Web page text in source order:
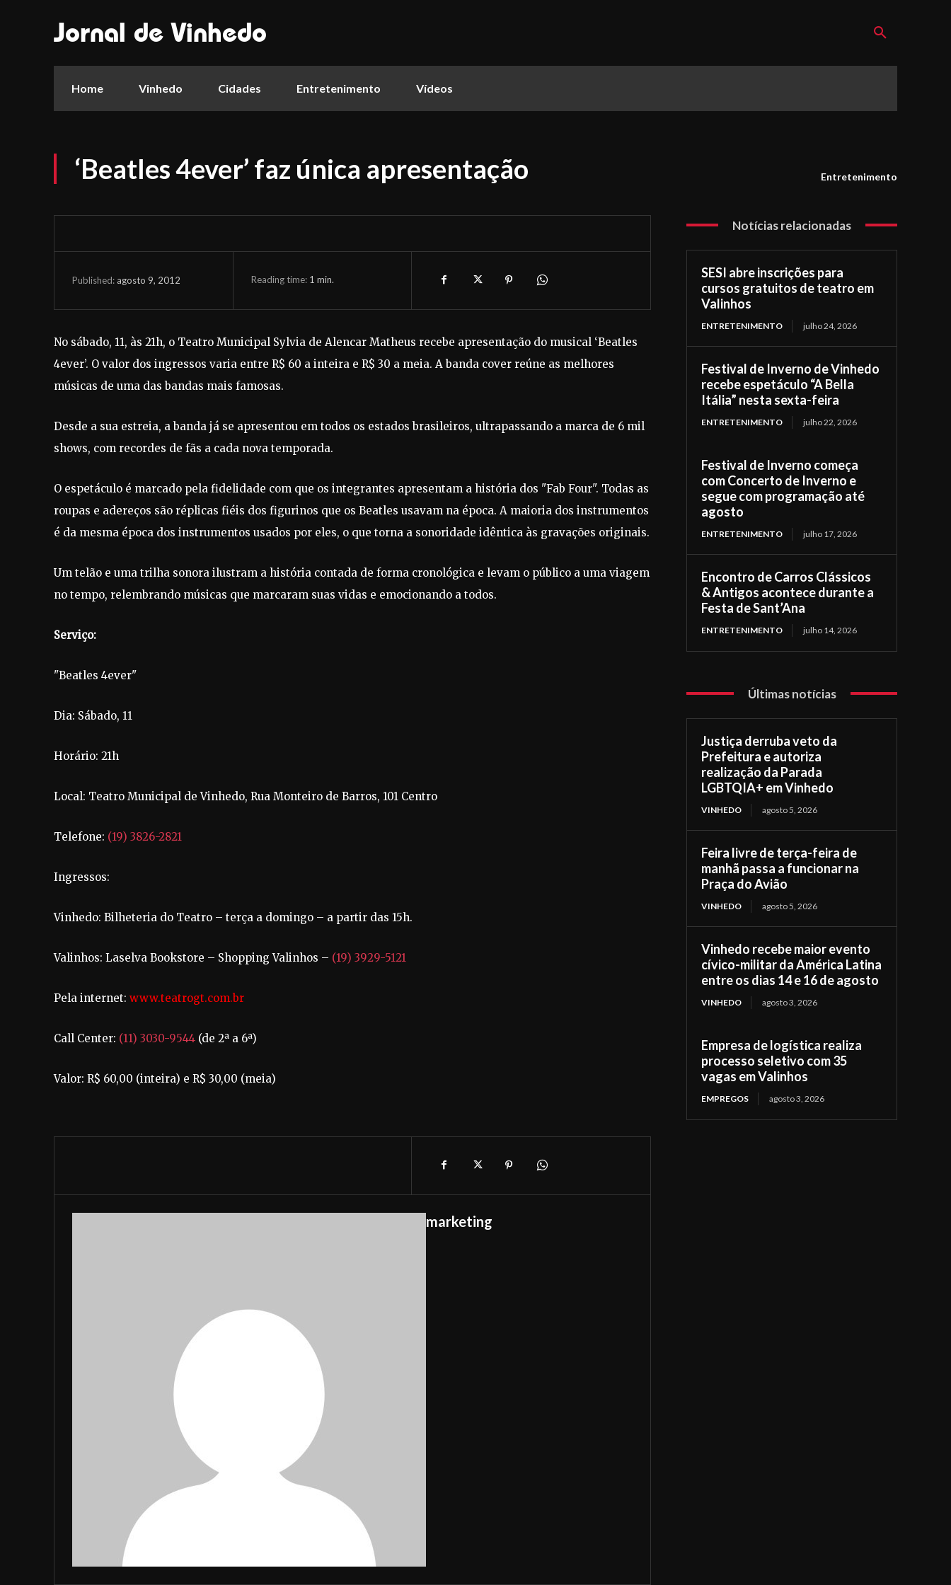
Jornal de Vinhedo
Home Vinhedo Cidades Entretenimento Vídeos
‘Beatles 4ever’ faz única apresentação Entretenimento
Published: agosto 9, 2012 Reading time: 1 min.
No sábado, 11, às 21h, o Teatro Municipal Sylvia de Alencar Matheus recebe apresentação do musical ‘Beatles
4ever’. O valor dos ingressos varia entre R$ 60 a inteira e R$ 30 a meia. A banda cover reúne as melhores
músicas de uma das bandas mais famosas.
Desde a sua estreia, a banda já se apresentou em todos os estados brasileiros, ultrapassando a marca de 6 mil
shows, com recordes de fãs a cada nova temporada.
O espetáculo é marcado pela fidelidade com que os integrantes apresentam a história dos "Fab Four". Todas as
roupas e adereços são réplicas fiéis dos figurinos que os Beatles usavam na época. A maioria dos instrumentos
é da mesma época dos instrumentos usados por eles, o que torna a sonoridade idêntica às gravações originais.
Um telão e uma trilha sonora ilustram a história contada de forma cronológica e levam o público a uma viagem
no tempo, relembrando músicas que marcaram suas vidas e emocionando a todos.
Serviço:
"Beatles 4ever"
Dia: Sábado, 11
Horário: 21h
Local: Teatro Municipal de Vinhedo, Rua Monteiro de Barros, 101 Centro
Telefone: (19) 3826-2821
Ingressos:
Vinhedo: Bilheteria do Teatro – terça a domingo – a partir das 15h.
Valinhos: Laselva Bookstore – Shopping Valinhos – (19) 3929-5121
Pela internet: www.teatrogt.com.br
Call Center: (11) 3030-9544 (de 2ª a 6ª)
Valor: R$ 60,00 (inteira) e R$ 30,00 (meia)
marketing
Notícias relacionadas
SESI abre inscrições para
cursos gratuitos de teatro em
Valinhos
ENTRETENIMENTO julho 24, 2026
Festival de Inverno de Vinhedo
recebe espetáculo “A Bella
Itália” nesta sexta-feira
ENTRETENIMENTO julho 22, 2026
Festival de Inverno começa
com Concerto de Inverno e
segue com programação até
agosto
ENTRETENIMENTO julho 17, 2026
Encontro de Carros Clássicos
& Antigos acontece durante a
Festa de Sant’Ana
ENTRETENIMENTO julho 14, 2026
Últimas notícias
Justiça derruba veto da
Prefeitura e autoriza
realização da Parada
LGBTQIA+ em Vinhedo
VINHEDO agosto 5, 2026
Feira livre de terça-feira de
manhã passa a funcionar na
Praça do Avião
VINHEDO agosto 5, 2026
Vinhedo recebe maior evento
cívico-militar da América Latina
entre os dias 14 e 16 de agosto
VINHEDO agosto 3, 2026
Empresa de logística realiza
processo seletivo com 35
vagas em Valinhos
EMPREGOS agosto 3, 2026